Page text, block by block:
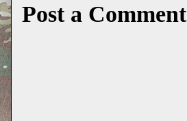
Post a Comment